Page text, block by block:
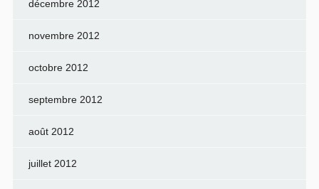
décembre 2012
novembre 2012
octobre 2012
septembre 2012
août 2012
juillet 2012